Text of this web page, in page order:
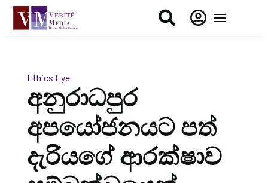
 
Ethics Eye
අනුරාධපුර
අපයෝජනයට පත්
දැරියගේ ආරක්ෂාව